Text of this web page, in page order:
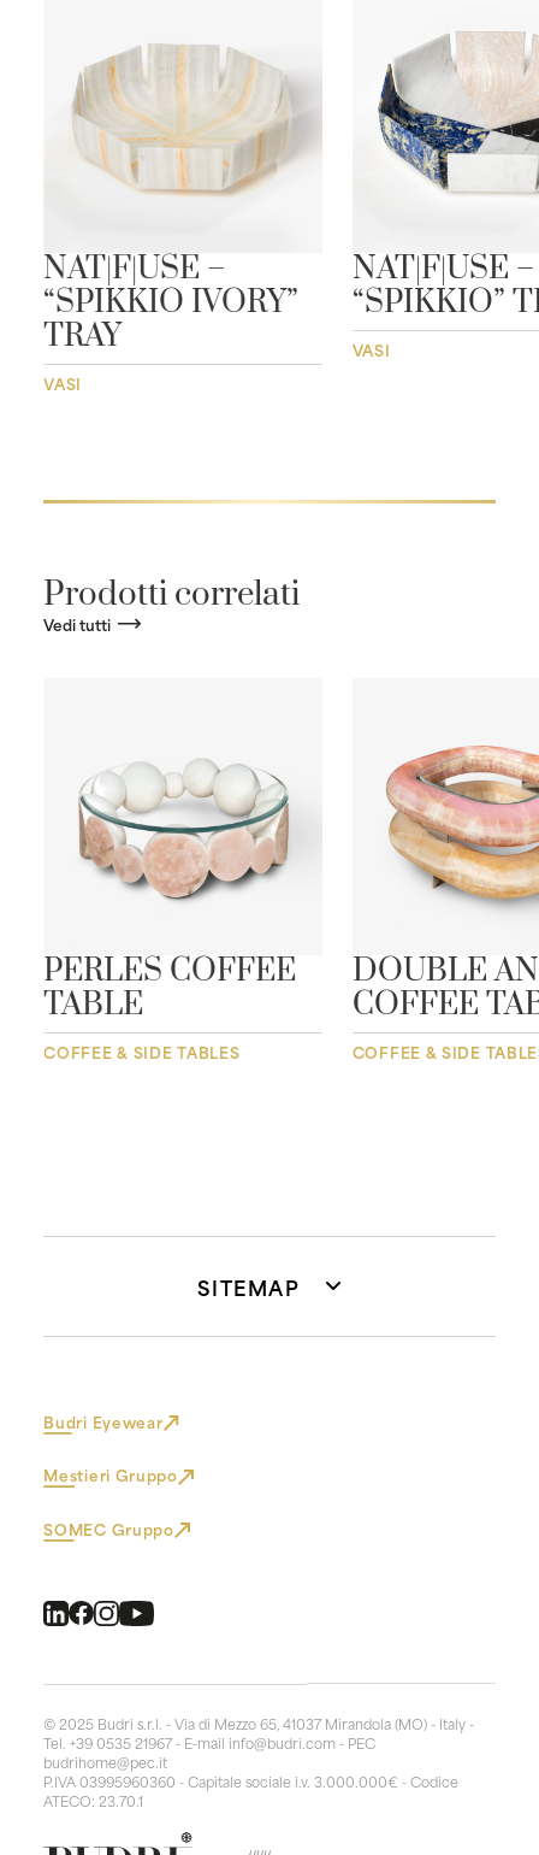
NAT|F|USE –
“SPIKKIO IVORY”
TRAY
VASI
NAT|F|USE –
“SPIKKIO”
VASI
Prodotti correlati
Vedi tutti
PERLES COFFEE
TABLE
COFFEE & SIDE TABLES
DOUBLE
COFFEE
COFFEE & SIDE
SITEMAP
Budri Eyewear
Mestieri Gruppo
SOMEC Gruppo
© 2025 Budri s.r.l. - Via di Mezzo 65, 41037 Mirandola (MO) - Italy -
Tel. +39 0535 21967 - E-mail info@budri.com - PEC
budrihome@pec.it
P.IVA 03995960360 - Capitale sociale i.v. 3.000.000€ - Codice
ATECO: 23.70.1